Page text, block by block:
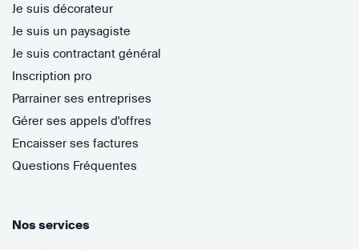
Je suis décorateur
Je suis un paysagiste
Je suis contractant général
Inscription pro
Parrainer ses entreprises
Gérer ses appels d'offres
Encaisser ses factures
Questions Fréquentes
Nos services